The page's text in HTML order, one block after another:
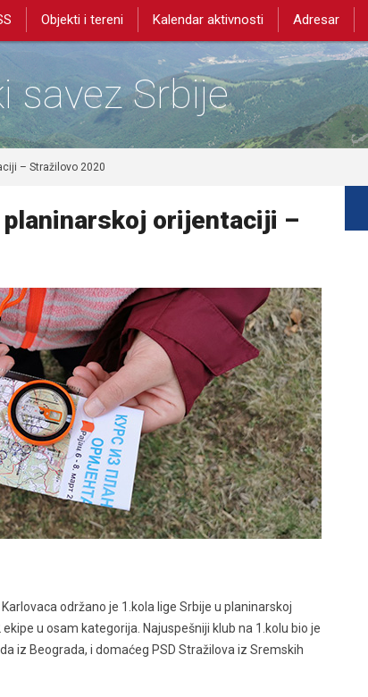
Objekti i tereni Kalendar aktivnosti Adresar
savez Srbije
– Stražilovo 2020
planinarskoj orijentaciji –
održano je 1.kola lige Srbije u planinarskoj
u osam kategorija. Najuspešniji klub na 1.kolu bio je
iz Beograda, i domaćeg PSD Stražilova iz Sremskih